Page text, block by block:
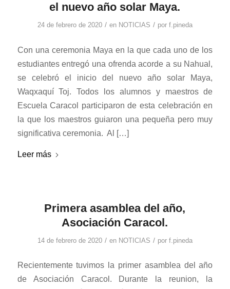
el nuevo año solar Maya.
24 de febrero de 2020 / en NOTICIAS / por f.pineda
Con una ceremonia Maya en la que cada uno de los
estudiantes entregó una ofrenda acorde a su Nahual,
se celebró el inicio del nuevo año solar Maya,
Waqxaquí Toj. Todos los alumnos y maestros de
Escuela Caracol participaron de esta celebración en
la que los maestros guiaron una pequeña pero muy
significativa ceremonia. Al […]
Leer más
Primera asamblea del año,
Asociación Caracol.
14 de febrero de 2020 / en NOTICIAS / por f.pineda
Recientemente tuvimos la primer asamblea del año
de Asociación Caracol. Durante la reunion, la